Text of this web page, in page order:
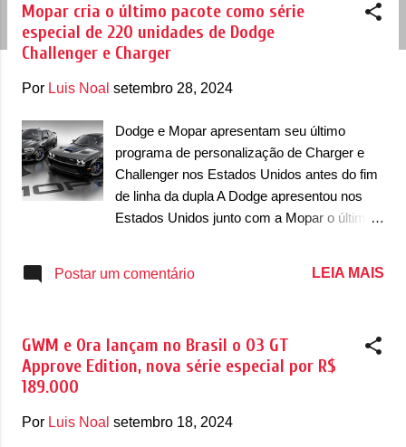
Mopar cria o último pacote como série
especial de 220 unidades de Dodge
Challenger e Charger
Por Luis Noal setembro 28, 2024
Dodge e Mopar apresentam seu último
programa de personalização de Charger e
Challenger nos Estados Unidos antes do fim
de linha da dupla A Dodge apresentou nos
Estados Unidos junto com a Mopar o último
Baseados na versão R/T Scat Pack
para o desempenho. De acordo com a
marca norte-americana, foram produzidas
unidades com o Challenger com esse pacote
Postar um comentário LEIA MAIS
GWM e Ora lançam no Brasil o 03 GT
Approve Edition, nova série especial por R$
189.000
Por Luis Noal setembro 18, 2024